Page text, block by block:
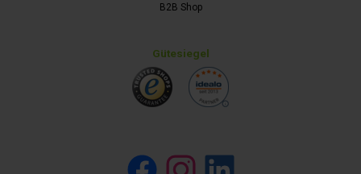
B2B Shop
Gütesiegel